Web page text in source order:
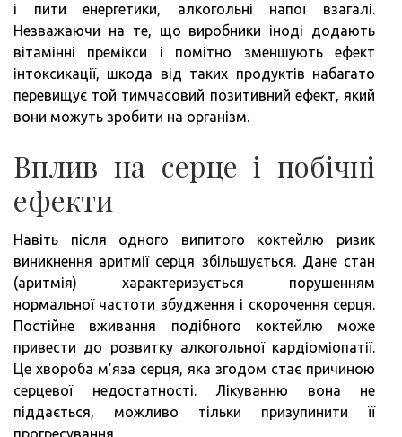
і пити енергетики, алкогольні напої взагалі.
Незважаючи на те, що виробники іноді додають
вітамінні премікси і помітно зменшують ефект
інтоксикації, шкода від таких продуктів набагато
перевищує той тимчасовий позитивний ефект, який
вони можуть зробити на організм.
Вплив на серце і побічні
ефекти
Навіть після одного випитого коктейлю ризик
виникнення аритмії серця збільшується. Дане стан
(аритмія) характеризується порушенням
нормальної частоти збудження і скорочення серця.
Постійне вживання подібного коктейлю може
привести до розвитку алкогольної кардіоміопатії.
Це хвороба м’яза серця, яка згодом стає причиною
серцевої недостатності. Лікуванню вона не
піддається, можливо тільки призупинити її